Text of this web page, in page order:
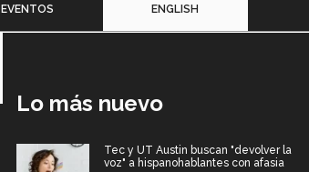
EVENTOS ENGLISH
Lo más nuevo
Tec y UT Austin buscan "devolver la
voz" a hispanohablantes con afasia